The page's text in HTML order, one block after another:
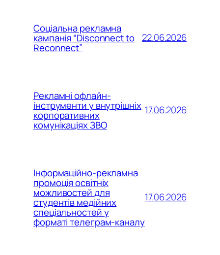
Соціальна рекламна
кампанія “Disconnect to
Reconnect”
22.06.2026
Рекламні офлайн-
інструменти у внутрішніх
корпоративних
комунікаціях ЗВО
17.06.2026
Інформаційно-рекламна
промоція освітніх
можливостей для
студентів медійних
спеціальностей у
форматі телеграм-каналу
17.06.2026